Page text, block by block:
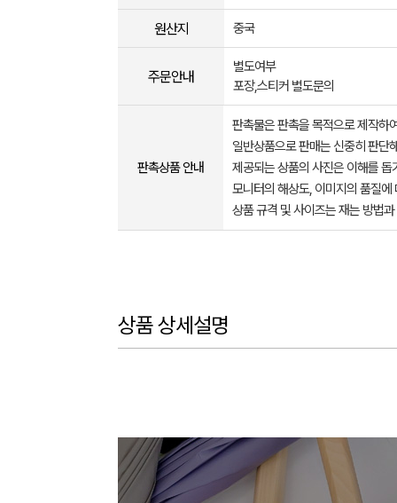
원산지 중국
주문안내
별도여부
포장,스티커 별도문의
판촉상품 안내
판촉물은 판촉을 목적으로 제작하
일반상품으로 판매는 신중히 판단
제공되는 상품의 사진은 이해를
모니터의 해상도, 이미지의 품질
상품 규격 및 사이즈는 재는 방법
상품 상세설명